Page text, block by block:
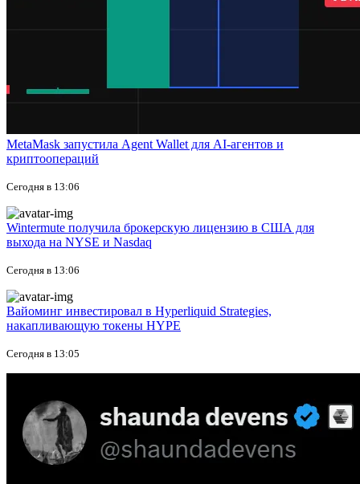
MetaMask запустила Agent Wallet для AI-агентов и
криптоопераций
Сегодня в 13:06
Wintermute получила брокерскую лицензию в США для
выхода на NYSE и Nasdaq
Сегодня в 13:06
Вайоминг инвестировал в Hyperliquid Strategies,
накапливающую токены HYPE
Сегодня в 13:05